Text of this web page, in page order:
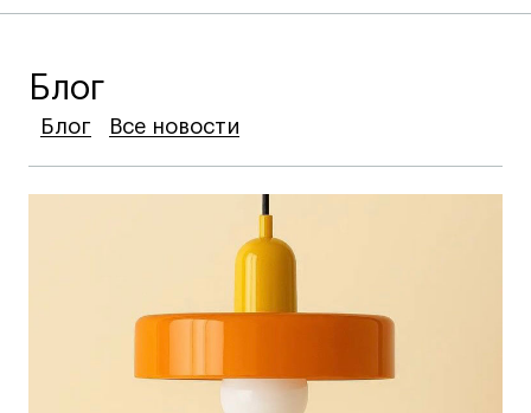
Блог
Блог
Блог
Блог Все новости
Все новости
Все новости